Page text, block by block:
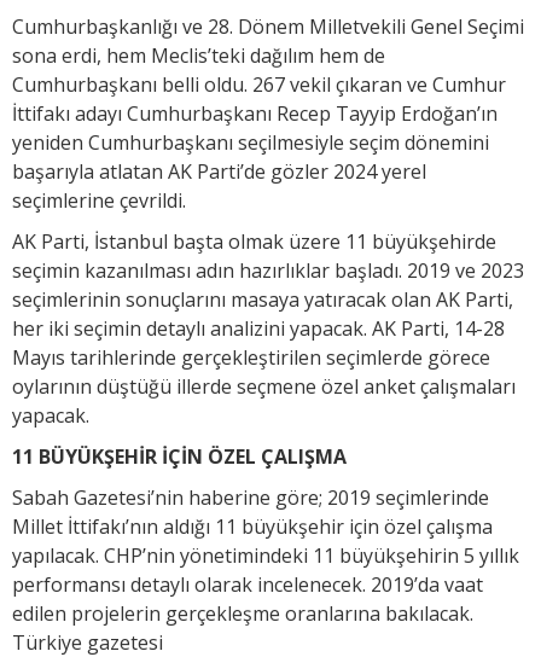
Cumhurbaşkanlığı ve 28. Dönem Milletvekili Genel Seçimi
sona erdi, hem Meclis’teki dağılım hem de
Cumhurbaşkanı belli oldu. 267 vekil çıkaran ve Cumhur
İttifakı adayı Cumhurbaşkanı Recep Tayyip Erdoğan’ın
yeniden Cumhurbaşkanı seçilmesiyle seçim dönemini
başarıyla atlatan AK Parti’de gözler 2024 yerel
seçimlerine çevrildi.
AK Parti, İstanbul başta olmak üzere 11 büyükşehirde
seçimin kazanılması adın hazırlıklar başladı. 2019 ve 2023
seçimlerinin sonuçlarını masaya yatıracak olan AK Parti,
her iki seçimin detaylı analizini yapacak. AK Parti, 14-28
Mayıs tarihlerinde gerçekleştirilen seçimlerde görece
oylarının düştüğü illerde seçmene özel anket çalışmaları
yapacak.
11 BÜYÜKŞEHİR İÇİN ÖZEL ÇALIŞMA
Sabah Gazetesi’nin haberine göre; 2019 seçimlerinde
Millet İttifakı’nın aldığı 11 büyükşehir için özel çalışma
yapılacak. CHP’nin yönetimindeki 11 büyükşehirin 5 yıllık
performansı detaylı olarak incelenecek. 2019’da vaat
edilen projelerin gerçekleşme oranlarına bakılacak.
Türkiye gazetesi